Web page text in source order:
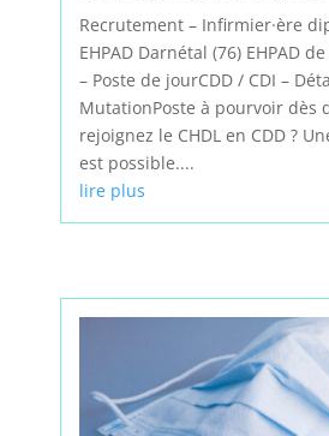
Recrutement – Infirmier·ère
EHPAD Darnétal (76) EHPAD
– Poste de jourCDD / CDI –
MutationPoste à pourvoir dès
rejoignez le CHDL en CDD ?
est possible....
lire plus